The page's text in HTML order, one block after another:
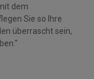
dem
Sie so Ihre
überrascht sein,